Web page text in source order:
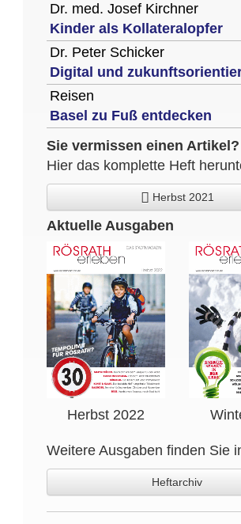
Dr. med. Josef Kirchner
Kinder als Kollateralopfer
Dr. Peter Schicker
Digital und
Reisen
Basel zu Fuß entdecken
Sie vermissen einen Artikel?
Hier das komplette Heft
Herbst 2021
Aktuelle Ausgaben
Herbst 2022
Weitere Ausgaben finden Sie
Heftarchiv